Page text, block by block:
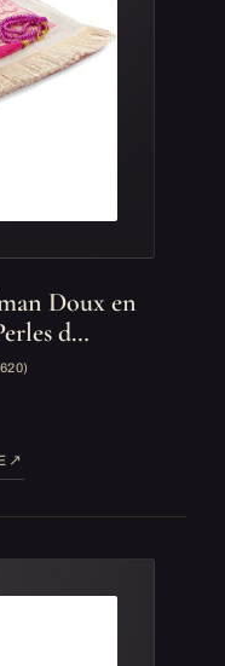
Doux en
d…